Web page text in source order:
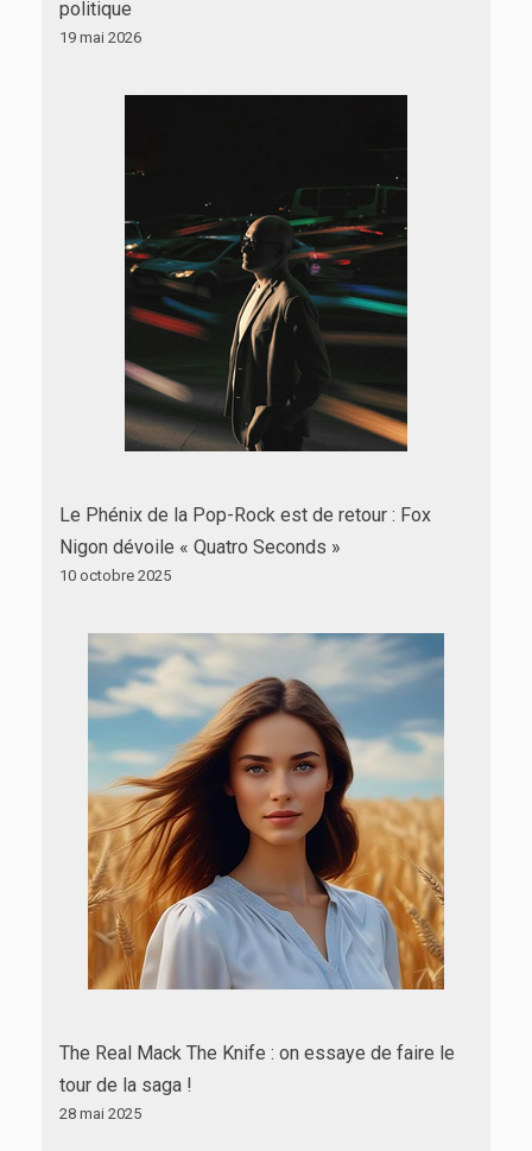
politique
19 mai 2026
Le Phénix de la Pop-Rock est de retour : Fox
Nigon dévoile « Quatro Seconds »
10 octobre 2025
The Real Mack The Knife : on essaye de faire le
tour de la saga !
28 mai 2025